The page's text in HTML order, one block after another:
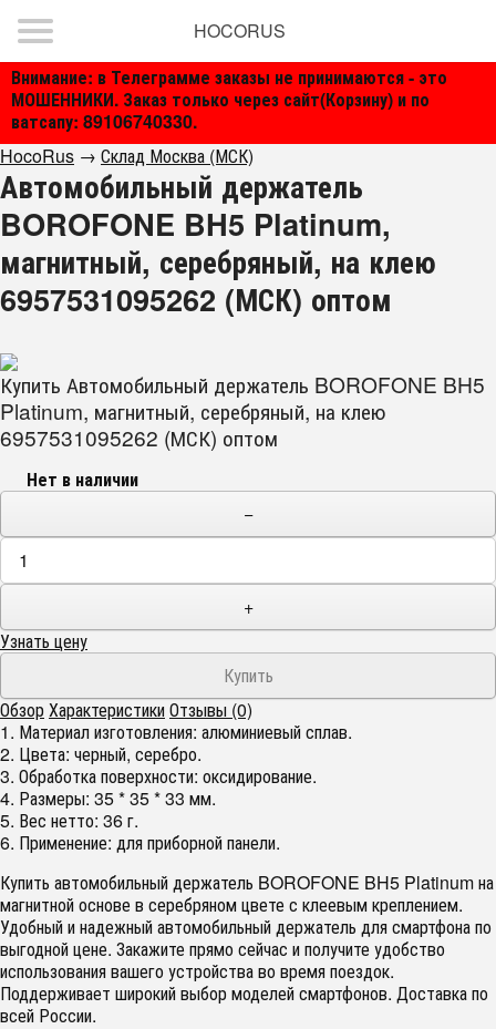
Внимание: в Телеграмме заказы не принимаются - это
МОШЕННИКИ. Заказ только через сайт(Корзину) и по
ватсапу: 89106740330.
HOCORUS
HocoRus → Склад Москва (МСК)
Автомобильный держатель
BOROFONE BH5 Platinum,
магнитный, серебряный, на клею
6957531095262 (МСК) оптом
Купить Автомобильный держатель BOROFONE BH5
Platinum, магнитный, серебряный, на клею
6957531095262 (МСК) оптом
Нет в наличии
−
+
Узнать цену
ОбзорХарактеристикиОтзывы (0)
1. Материал изготовления: алюминиевый сплав.
2. Цвета: черный, серебро.
3. Обработка поверхности: оксидирование.
4. Размеры: 35 * 35 * 33 мм.
5. Вес нетто: 36 г.
6. Применение: для приборной панели.
Купить автомобильный держатель BOROFONE BH5 Platinum на
магнитной основе в серебряном цвете с клеевым креплением.
Удобный и надежный автомобильный держатель для смартфона по
выгодной цене. Закажите прямо сейчас и получите удобство
использования вашего устройства во время поездок.
Поддерживает широкий выбор моделей смартфонов. Доставка по
всей России.